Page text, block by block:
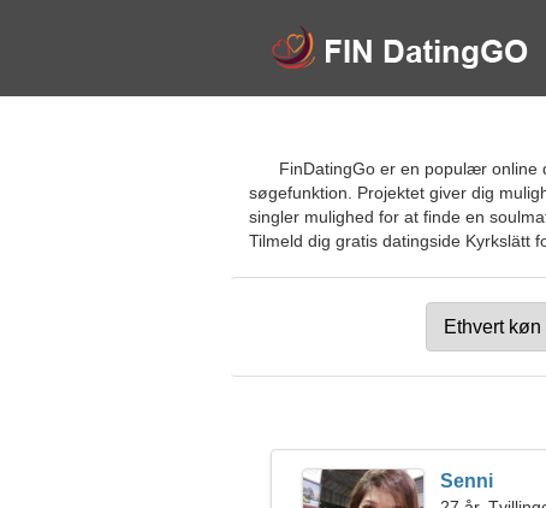
FinDatingGo er en populær online
søgefunktion. Projektet giver dig
singler mulighed for at finde en
Tilmeld dig gratis datingside Kyrkslätt
Senni